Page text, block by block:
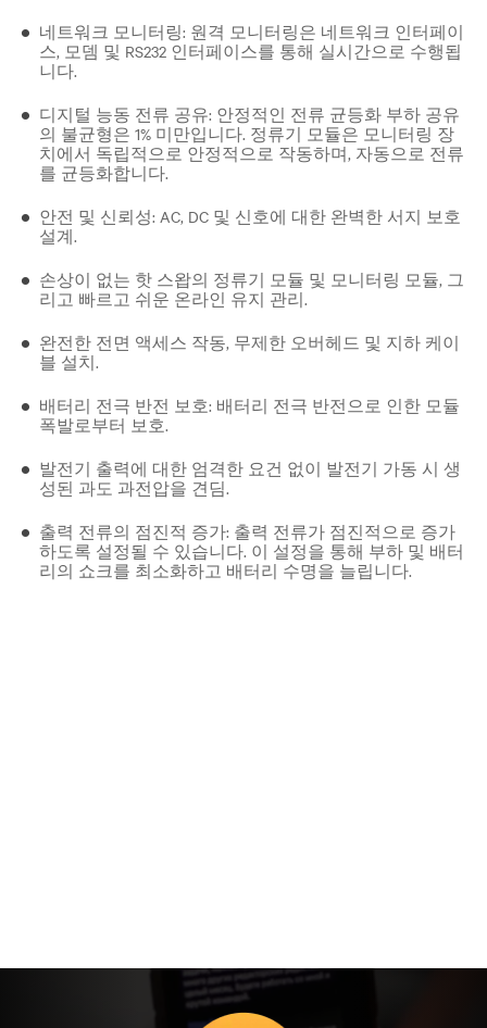
네트워크 모니터링: 원격 모니터링은 네트워크 인터페이
스, 모뎀 및 RS232 인터페이스를 통해 실시간으로 수행됩
니다.
디지털 능동 전류 공유: 안정적인 전류 균등화 부하 공유
의 불균형은 1% 미만입니다. 정류기 모듈은 모니터링 장
치에서 독립적으로 안정적으로 작동하며, 자동으로 전류
를 균등화합니다.
안전 및 신뢰성: AC, DC 및 신호에 대한 완벽한 서지 보호
설계.
손상이 없는 핫 스왑의 정류기 모듈 및 모니터링 모듈, 그
리고 빠르고 쉬운 온라인 유지 관리.
완전한 전면 액세스 작동, 무제한 오버헤드 및 지하 케이
블 설치.
배터리 전극 반전 보호: 배터리 전극 반전으로 인한 모듈
폭발로부터 보호.
발전기 출력에 대한 엄격한 요건 없이 발전기 가동 시 생
성된 과도 과전압을 견딤.
출력 전류의 점진적 증가: 출력 전류가 점진적으로 증가
하도록 설정될 수 있습니다. 이 설정을 통해 부하 및 배터
리의 쇼크를 최소화하고 배터리 수명을 늘립니다.